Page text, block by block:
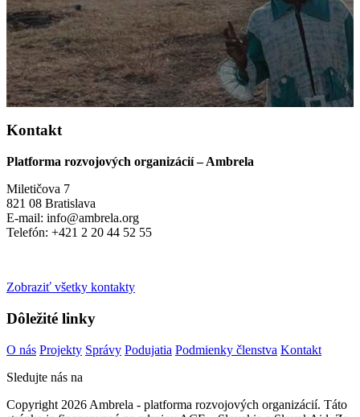
Kontakt
Platforma rozvojových organizácií – Ambrela
Miletičova 7
821 08 Bratislava
E-mail: info@ambrela.org
Telefón: +421 2 20 44 52 55
Zobraziť všetky kontakty
Dôležité linky
O nás Projekty Správy Podujatia Podmienky členstva Kontakt
Sledujte nás na
Copyright 2026 Ambrela - platforma rozvojových organizácií. Táto